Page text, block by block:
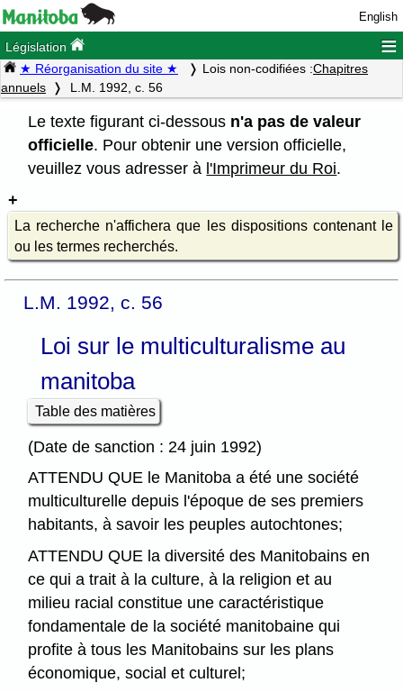
English
Législation ≡
★ Réorganisation du site ★ Lois non-codifiées :Chapitres
annuels
L.M. 1992, c. 56
Le texte figurant ci-dessous n'a pas de valeur
officielle. Pour obtenir une version officielle,
veuillez vous adresser à l'Imprimeur du Roi.
La recherche n'affichera que les dispositions contenant le
ou les termes recherchés.
L.M. 1992, c. 56
Loi sur le multiculturalisme au
manitoba
Table des matières
(Date de sanction : 24 juin 1992)
ATTENDU QUE le Manitoba a été une société
multiculturelle depuis l'époque de ses premiers
habitants, à savoir les peuples autochtones;
ATTENDU QUE la diversité des Manitobains en
ce qui a trait à la culture, à la religion et au
milieu racial constitue une caractéristique
fondamentale de la société manitobaine qui
profite à tous les Manitobains sur les plans
économique, social et culturel;